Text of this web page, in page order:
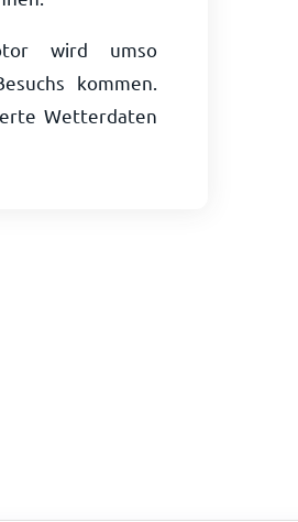
wird umso
kommen.
Wetterdaten